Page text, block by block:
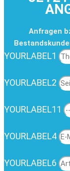
Anfragen
YOURLABEL1
YOURLABEL2
YOURLABEL11
YOURLABEL4
YOURLABEL6